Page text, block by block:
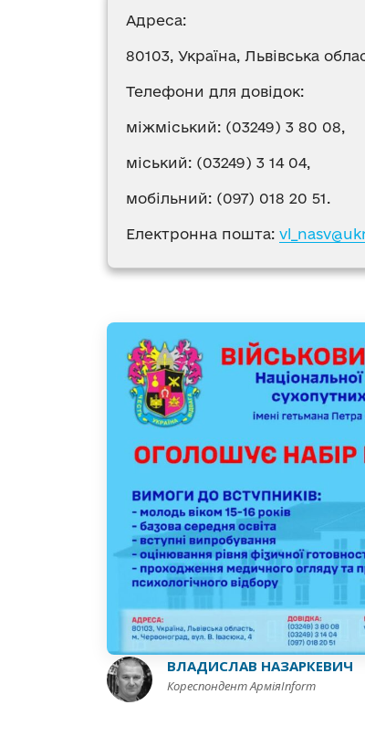
Адреса:
80103, Україна, Львівська
Телефони для довідок:
міжміський: (03249) 3 80 08,
міський: (03249) 3 14 04,
мобільний: (097) 018 20 51.
Електронна пошта:
ВЛАДИСЛАВ НАЗАРКЕВИЧ
Кореспондент АрміяInform